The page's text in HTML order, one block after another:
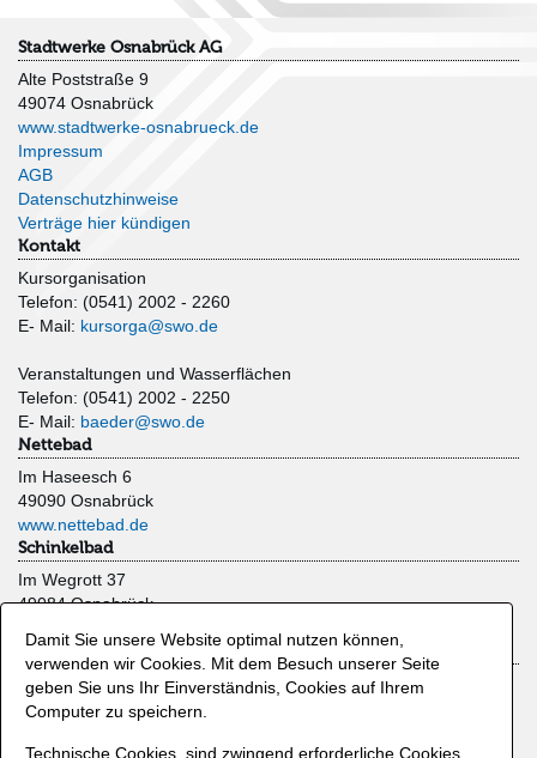
Stadtwerke Osnabrück AG
Alte Poststraße 9
49074 Osnabrück
www.stadtwerke-osnabrueck.de
Impressum
AGB
Datenschutzhinweise
Verträge hier kündigen
Kontakt
Kursorganisation
Telefon: (0541) 2002 - 2260
E- Mail: kursorga@swo.de
Veranstaltungen und Wasserflächen
Telefon: (0541) 2002 - 2250
E- Mail: baeder@swo.de
Nettebad
Im Haseesch 6
49090 Osnabrück
www.nettebad.de
Schinkelbad
Im Wegrott 37
49084 Osnabrück
Moskaubad
Limberger Straße 47
49080 Osnabrück
Damit Sie unsere Website optimal nutzen können,
verwenden wir Cookies. Mit dem Besuch unserer Seite
geben Sie uns Ihr Einverständnis, Cookies auf Ihrem
Computer zu speichern.
Technische Cookies, sind zwingend erforderliche Cookies